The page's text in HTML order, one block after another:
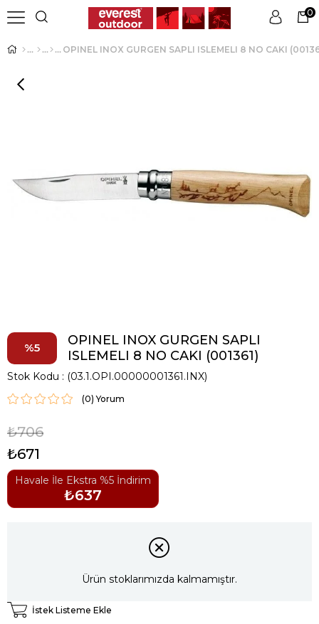
Üye Girişi Üye Ol
0
OPINEL INOX GURGEN SAPLI ISLEMELI 8 NO CAKI
5
OPINEL INOX GURGEN SAPLI
ISLEMELI 8 NO CAKI (001361)
Stok Kodu (03.1.OPI.00000001361.INX)
(0)
₺706
₺671
Havale İle Ekstra %5 İndirim
₺637
Ürün stoklarımızda kalmamıştır.
İstek Listeme Ekle